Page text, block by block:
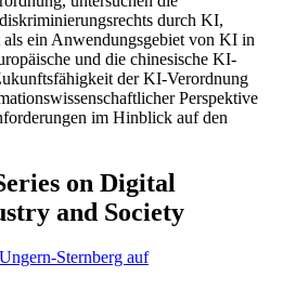
durch KI,
als ein Anwendungsgebiet von KI in
und die chinesische KI-
der KI-Verordnung
Perspektive
im Hinblick auf den
on Digital
and Society